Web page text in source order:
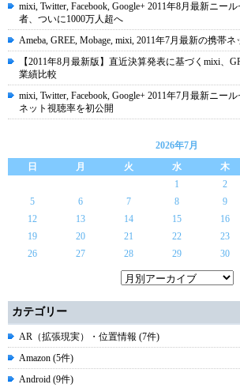
mixi, Twitter, Facebook, Google+ 2011年8月最新ニー
者、ついに1000万人超へ
Ameba, GREE, Mobage, mixi, 2011年7月最新の携帯
【2011年8月最新版】直近決算発表に基づくmixi、
業績比較
mixi, Twitter, Facebook, Google+ 2011年7月最新ニー
ネット視聴率を初公開
2026年7月
日
月 火 水 木
1
2
5
6 7 8 9
12
13 14 15 16
19
20 21 22 23
26
27 28 29 30
カテゴリー
AR（拡張現実）・位置情報 (7件)
Amazon (5件)
Android (9件)